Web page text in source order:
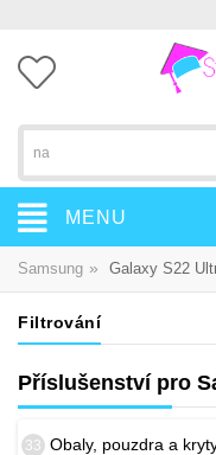
MENU
Samsung » Galaxy S22
Filtrování
Příslušenství pro
33 Obaly, pouzdra a